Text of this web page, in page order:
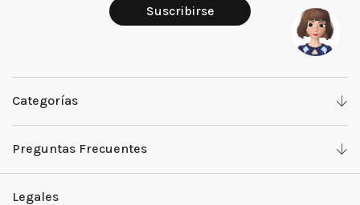
Suscribirse
Categorías
Pantalones
Preguntas Frecuentes
Legales